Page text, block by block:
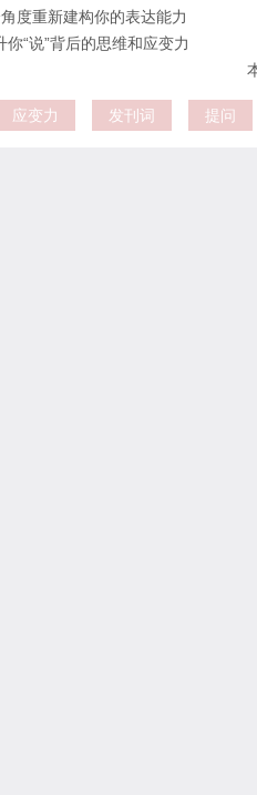
度重新建构你的表达能力
你“说”背后的思维和应变力
应变力 发刊词 提问